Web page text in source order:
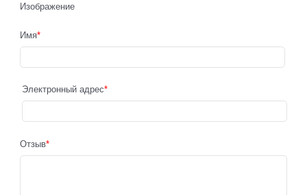
Изображение
Имя
Электронный адрес
Отзыв